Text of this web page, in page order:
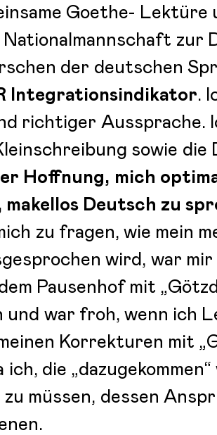
Goethe- Lektüre
zur
der deutschen
Integrationsindikator.
richtiger Aussprache.
sowie die
Hoffnung, mich
Deutsch zu
zu fragen, wie mein
wird, war mir
Pausenhof mit
und war froh, wenn ich
Korrekturen mit
die
müssen, dessen